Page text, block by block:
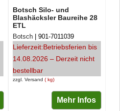
Botsch Silo- und
Blashäcksler Baureihe 28
ETL
zzgl. Versand kg
Botsch 901-7011039
Lieferzeit:Betriebsferien bis
14.08.2026 – Derzeit nicht
bestellbar
Mehr Infos